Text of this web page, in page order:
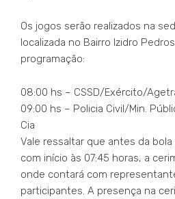
Os jogos serão realizados na
localizada no Bairro Izidro
programação:
08:00 hs – CSSD/Exército/
09:00 hs – Policia Civil/Min.
Cia
Vale ressaltar que antes da bola
com início às 07:45 horas, a
onde contará com
participantes. A presença na